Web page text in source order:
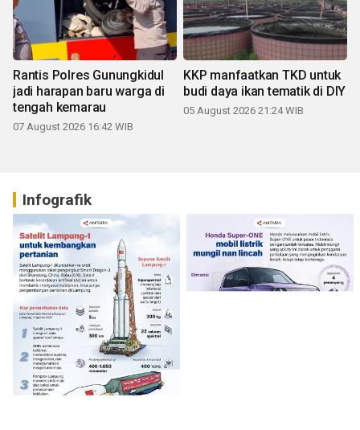
Rantis Polres Gunungkidul
jadi harapan baru warga di
tengah kemarau
07 August 2026 16:42 WIB
KKP manfaatkan TKD untuk
budi daya ikan tematik di DIY
05 August 2026 21:24 WIB
Infografik